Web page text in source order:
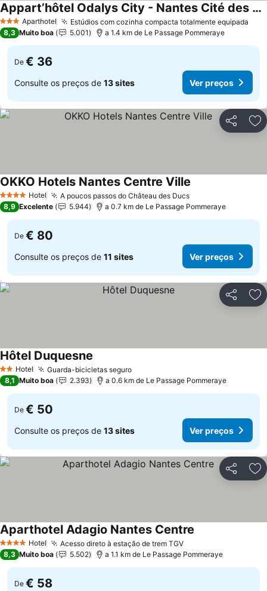
3 EstrelasAparthotel Estúdios com cozinha compacta totalmente equipada
Appart’hôtel Odalys City - Nantes Cité des congrès
8,3 Muito boa 5.001 a 1.4 km de Le Passage Pommeraye
De € 36
Consulte os preços de 13 sites Ver preços
Partilhar
4 EstrelasHotel A poucos passos do Château des Ducs
OKKO Hotels Nantes Centre Ville
8,9 Excelente 5.944 a 0.7 km de Le Passage Pommeraye
De € 80
Consulte os preços de 11 sites Ver preços
Partilhar
2 Estrelas
Hotel Guarda-bicicletas seguro
Hôtel Duquesne
8,1 Muito boa 2.393 a 0.6 km de Le Passage Pommeraye
De € 50
Consulte os preços de 13 sites Ver preços
Partilhar
4 EstrelasHotel Acesso direto à estação de trem TGV
Aparthotel Adagio Nantes Centre
8,3 Muito boa 5.502 a 1.1 km de Le Passage Pommeraye
De € 58